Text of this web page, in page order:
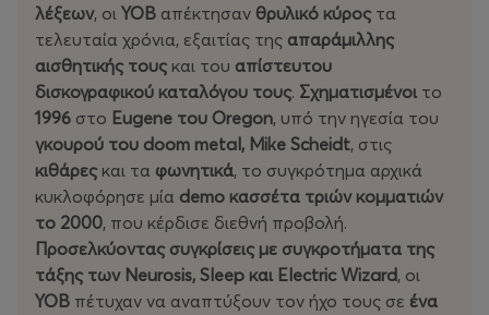
λέξεων, οι YOB απέκτησαν θρυλικό κύρος τα
τελευταία χρόνια, εξαιτίας της απαράμιλλης
αισθητικής τους και του απίστευτου
δισκογραφικού καταλόγου τους. Σχηματισμένοι το
1996 στο Eugene του Oregon, υπό την ηγεσία του
γκουρού του doom metal, Mike Scheidt, στις
κιθάρες και τα φωνητικά, το συγκρότημα αρχικά
κυκλοφόρησε μία demo κασσέτα τριών κομματιών
το 2000, που κέρδισε διεθνή προβολή.
Προσελκύοντας συγκρίσεις με συγκροτήματα της
τάξης των Neurosis, Sleep και Electric Wizard, οι
YOB πέτυχαν να αναπτύξουν τον ήχο τους σε ένα